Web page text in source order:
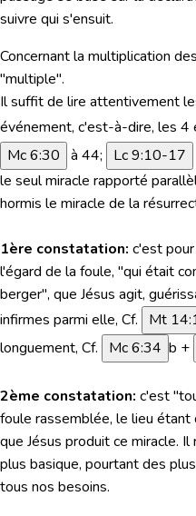
suivre qui s'ensuit.
Concernant la multiplication
"multiple".
Il suffit de lire attentivement
événement, c'est-à-dire, les 4
Mc 6:30 à 44; Lc 9:10-17
le seul miracle rapporté
hormis le miracle de la
1ère constatation: c'est
l'égard de la foule, "qui était
berger", que Jésus agit,
infirmes parmi elle, Cf.
Mt
longuement, Cf.
Mc 6:34 b +
2ème constatation: c'est
foule rassemblée, le lieu
que Jésus produit ce miracle.
plus basique, pourtant des
tous nos besoins.